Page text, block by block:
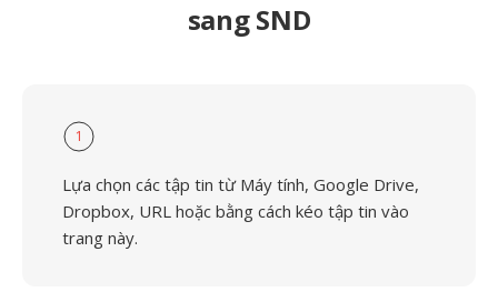
sang SND
1
Lựa chọn các tập tin từ Máy tính, Google Drive,
Dropbox, URL hoặc bằng cách kéo tập tin vào
trang này.